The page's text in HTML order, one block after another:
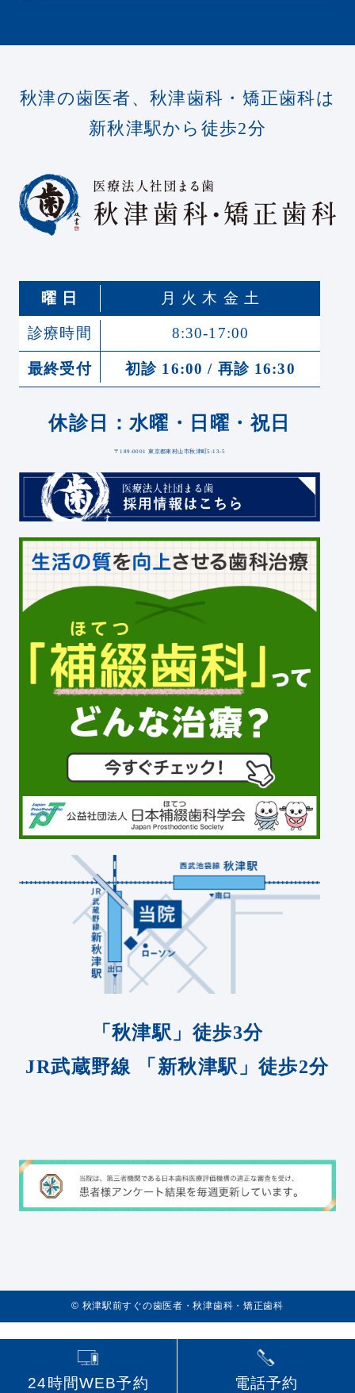
秋津の歯医者、秋津歯科・矯正歯科は
新秋津駅から徒歩2分
曜 日 月 火 木 金 土
診療時間 8:30-17:00
最終受付 初診 16:00 / 再診 16:30
休診日：水曜・日曜・祝日
〒189-0001 東京都東村山市秋津町5-13-5
「秋津駅」徒歩3分
JR武蔵野線
「新秋津駅」徒歩2分
©️ 秋津駅前すぐの歯医者・秋津歯科・矯正歯科
24時間WEB予約 電話予約